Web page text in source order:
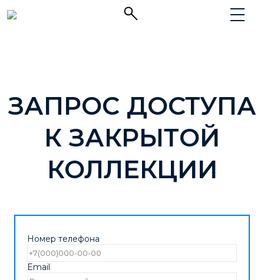
ЗАПРОС ДОСТУПА
К ЗАКРЫТОЙ
КОЛЛЕКЦИИ
Номер телефона
Email